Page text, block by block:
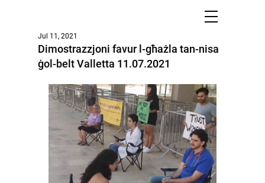
Dimostrazzjoni favur l-għażla tan-nisa
ġol-belt Valletta 11.07.2021
Jul 11, 2021